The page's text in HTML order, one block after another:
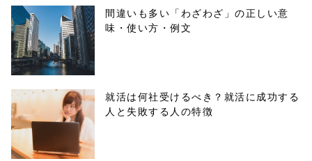
ml/wp-
content/themes
/tapbiz_theme/
parts/sns-
buttons.php on
line10
間違いも多い「わざわざ」の正しい意
味・使い方・例文
就活は何社受けるべき？就活に成功する
人と失敗する人の特徴